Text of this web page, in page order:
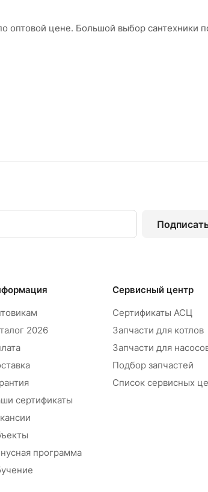
оптовой цене. Большой выбор
2026
сертификаты
программа
Сервисный центр
Сертификаты АСЦ
Запчасти для котлов
Запчасти для
Подбор запчастей
Список сервисных